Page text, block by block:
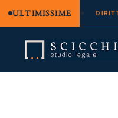
ULTIMISSIME
e regresso
contenuto